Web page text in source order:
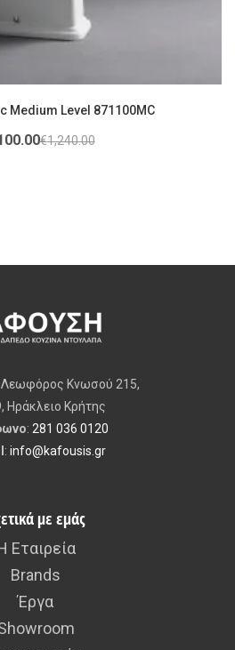
Medium Level 871100MC
€1,240.00
Λεωφόρος Κνωσού 215,
Ηράκλειο Κρήτης
: 281 036 0120
: info@kafousis.gr
με εμάς
Εταιρεία
Brands
Έργα